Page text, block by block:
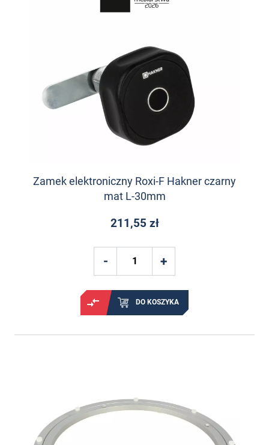
Zamek elektroniczny Roxi-F Hakner czarny
mat L-30mm
211,55 zł
DO KOSZYKA